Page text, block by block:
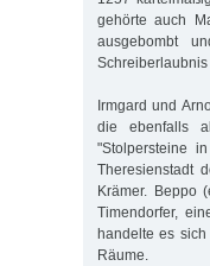
gehörte auch
ausgebombt
Irmgard und
die ebenfalls
"Stolpersteine
Theresienstadt
Krämer. Beppo
Timendorfer,
handelte es
Räume.